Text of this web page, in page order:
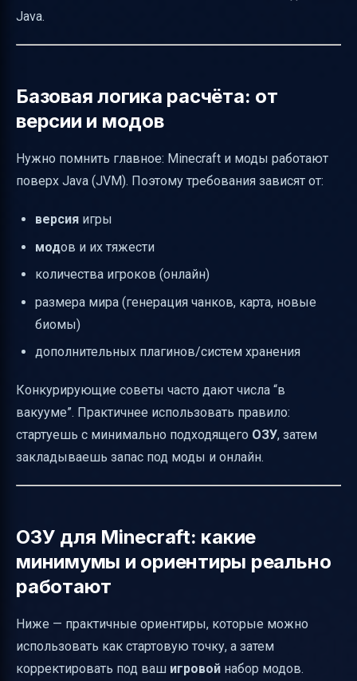
Java.
Базовая логика расчёта: от
версии и модов
Нужно помнить главное: Minecraft и моды работают
поверх Java (JVM). Поэтому требования зависят от:
версия игры
модов и их тяжести
количества игроков (онлайн)
размера мира (генерация чанков, карта, новые
биомы)
дополнительных плагинов/систем хранения
Конкурирующие советы часто дают числа “в
вакууме”. Практичнее использовать правило:
стартуешь с минимально подходящего ОЗУ, затем
закладываешь запас под моды и онлайн.
ОЗУ для Minecraft: какие
минимумы и ориентиры реально
работают
Ниже — практичные ориентиры, которые можно
использовать как стартовую точку, а затем
корректировать под ваш игровой набор модов.